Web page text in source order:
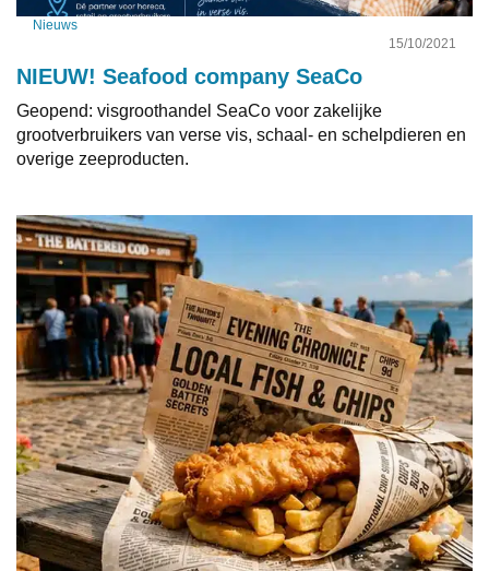
Nieuws
15/10/2021
NIEUW! Seafood company SeaCo
Geopend: visgroothandel SeaCo voor zakelijke
grootverbruikers van verse vis, schaal- en schelpdieren en
overige zeeproducten.